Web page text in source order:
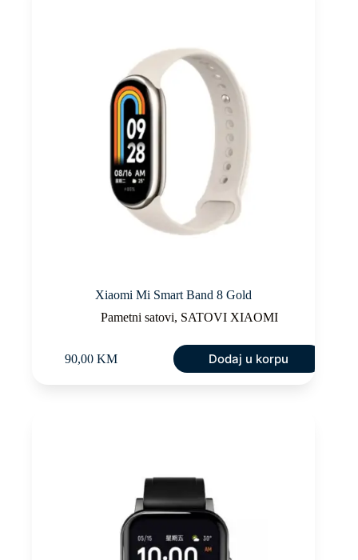
Xiaomi Mi Smart Band 8 Gold
Pametni satovi, SATOVI XIAOMI
90,00 KM Dodaj u korpu